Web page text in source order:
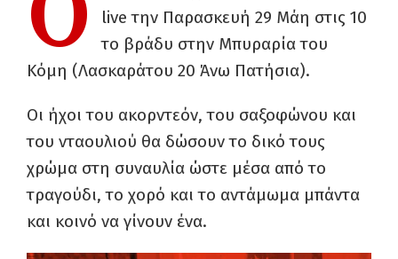
live την Παρασκευή 29 Μάη στις 10
το βράδυ στην Μπυραρία του
Κόμη (Λασκαράτου 20 Άνω Πατήσια).
Οι ήχοι του ακορντεόν, του σαξοφώνου και
του νταουλιού θα δώσουν το δικό τους
χρώμα στη συναυλία ώστε μέσα από το
τραγούδι, το χορό και το αντάμωμα μπάντα
και κοινό να γίνουν ένα.